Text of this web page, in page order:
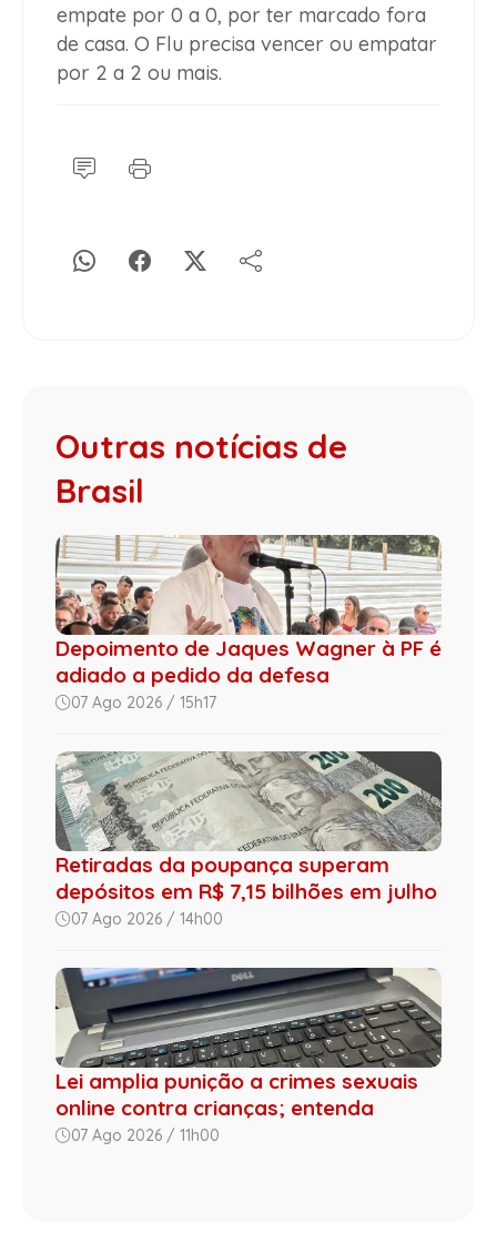
empate por 0 a 0, por ter marcado fora
de casa. O Flu precisa vencer ou empatar
por 2 a 2 ou mais.
Outras notícias de
Brasil
Depoimento de Jaques Wagner à PF é
adiado a pedido da defesa
07 Ago 2026 / 15h17
Retiradas da poupança superam
depósitos em R$ 7,15 bilhões em julho
07 Ago 2026 / 14h00
Lei amplia punição a crimes sexuais
online contra crianças; entenda
07 Ago 2026 / 11h00